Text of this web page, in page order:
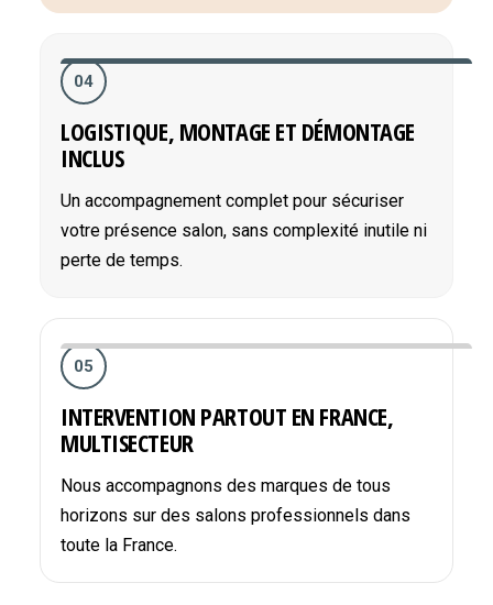
04
LOGISTIQUE, MONTAGE ET DÉMONTAGE
INCLUS
Un accompagnement complet pour sécuriser
votre présence salon, sans complexité inutile ni
perte de temps.
05
INTERVENTION PARTOUT EN FRANCE,
MULTISECTEUR
Nous accompagnons des marques de tous
horizons sur des salons professionnels dans
toute la France.